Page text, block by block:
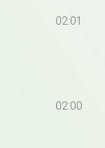
02:01
02:00